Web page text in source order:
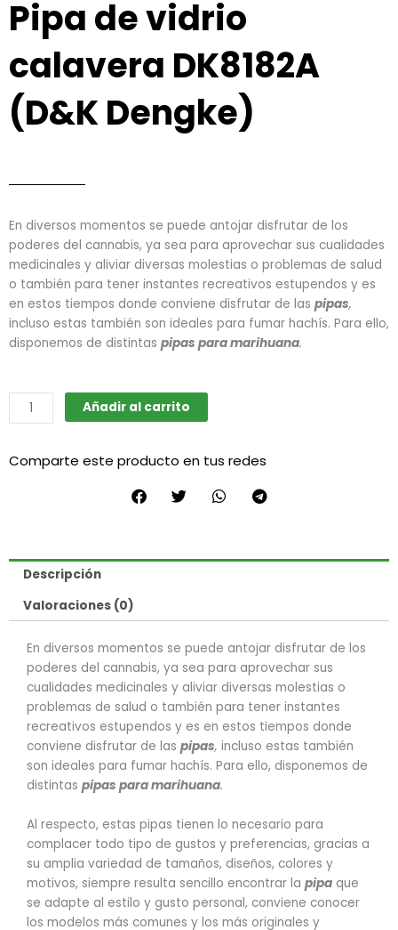
Pipa de vidrio
calavera DK8182A
(D&K Dengke)
En diversos momentos se puede antojar disfrutar de los
poderes del cannabis, ya sea para aprovechar sus cualidades
medicinales y aliviar diversas molestias o problemas de salud
o también para tener instantes recreativos estupendos y es
en estos tiempos donde conviene disfrutar de las pipas,
incluso estas también son ideales para fumar hachís. Para ello,
disponemos de distintas pipas para marihuana.
Pipa
de
calavera
Añadir al carrito
Comparte este producto en tus redes
Descripción
Valoraciones (0)
En diversos momentos se puede antojar disfrutar de los
poderes del cannabis, ya sea para aprovechar sus
cualidades medicinales y aliviar diversas molestias o
problemas de salud o también para tener instantes
recreativos estupendos y es en estos tiempos donde
conviene disfrutar de las pipas, incluso estas también
son ideales para fumar hachís. Para ello, disponemos de
distintas pipas para marihuana.
Al respecto, estas pipas tienen lo necesario para
complacer todo tipo de gustos y preferencias, gracias a
su amplia variedad de tamaños, diseños, colores y
motivos, siempre resulta sencillo encontrar la pipa que
se adapte al estilo y gusto personal, conviene conocer
los modelos más comunes y los más originales y